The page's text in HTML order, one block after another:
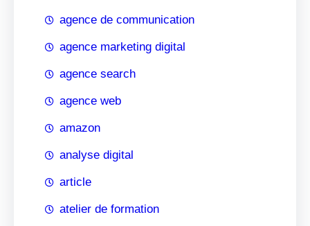
agence de communication
agence marketing digital
agence search
agence web
amazon
analyse digital
article
atelier de formation